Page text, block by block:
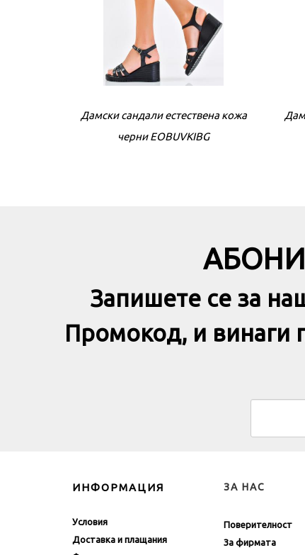
Дамски сандали естествена кожа
черни EOBUVKIBG
Запишете се за
Промокод, и винаги
ИНФОРМАЦИЯ
Условия
Доставка и плащания
ЗА НАС
Поверителност
За фирмата